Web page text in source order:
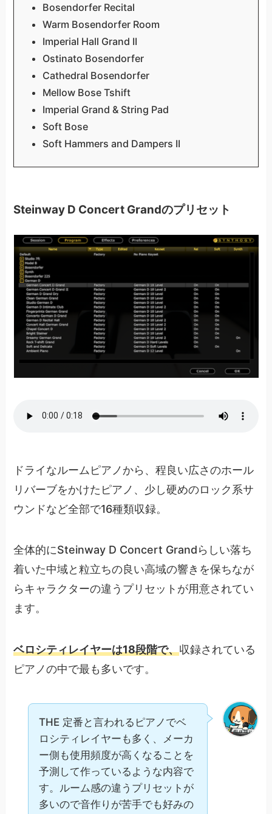
Bosendorfer Recital
Warm Bosendorfer Room
Imperial Hall Grand II
Ostinato Bosendorfer
Cathedral Bosendorfer
Mellow Bose Tshift
Imperial Grand & String Pad
Soft Bose
Soft Hammers and Dampers II
Steinway D Concert Grandのプリセット
ドライなルームピアノから、程良い広さのホール
リバーブをかけたピアノ、少し硬めのロック系サ
ウンドなど全部で16種類収録。
全体的にSteinway D Concert Grandらしい落ち
着いた中域と粒立ちの良い高域の響きを保ちなが
らキャラクターの違うプリセットが用意されてい
ます。
ベロシティレイヤーは18段階で、収録されている
ピアノの中で最も多いです。
THE 定番と言われるピアノでベ
ロシティレイヤーも多く、メーカ
ー側も使用頻度が高くなることを
予測して作っているような内容で
す。ルーム感の違うプリセットが
多いので音作りが苦手でも好みの